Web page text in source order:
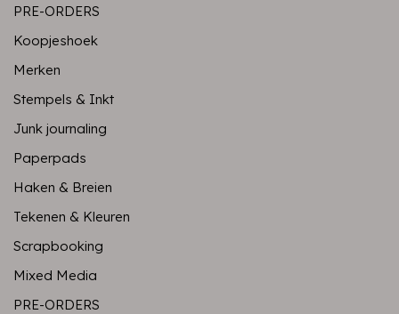
PRE-ORDERS
Koopjeshoek
Merken
Stempels & Inkt
Junk journaling
Paperpads
Haken & Breien
Tekenen & Kleuren
Scrapbooking
Mixed Media
PRE-ORDERS